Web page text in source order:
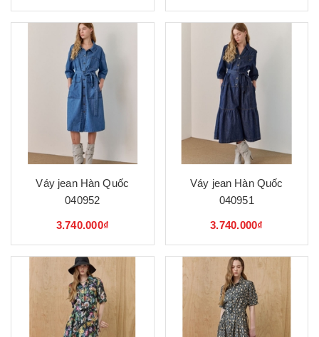
Váy jean Hàn Quốc
040952
3.740.000₫
Váy jean Hàn Quốc
040951
3.740.000₫